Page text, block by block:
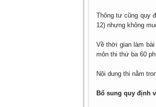
Thông tư cũng quy
12) nhưng không
Về thời gian làm
môn thi thứ ba 60
Nội dung thi nằm
Bổ sung quy định